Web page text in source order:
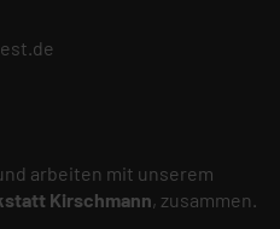
arbeiten mit unserem
Kirschmann, zusammen.